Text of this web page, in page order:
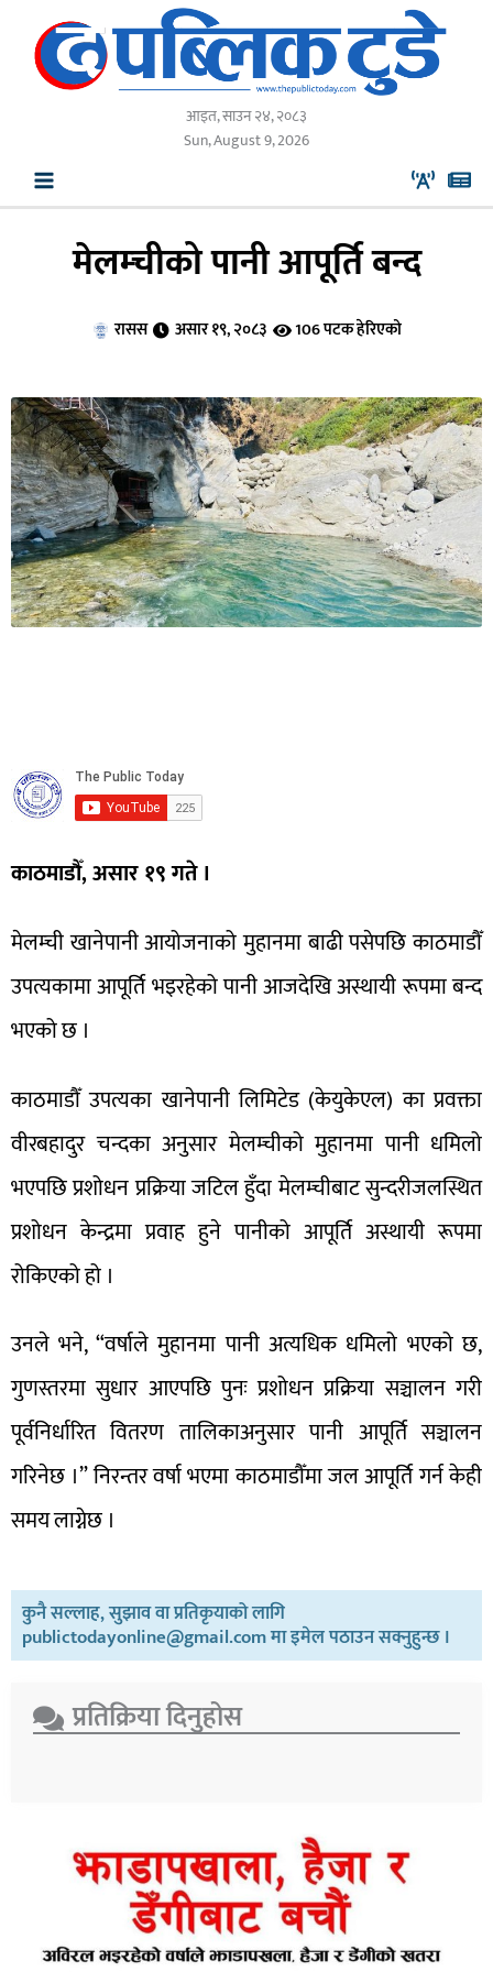
content
आइत, साउन २४, २०८३
Sun, August 9, 2026
मेलम्चीको पानी आपूर्ति बन्द
रासस असार १९, २०८३ 106 पटक हेरिएको
काठमाडौँ, असार १९ गते ।
मेलम्ची खानेपानी आयोजनाको मुहानमा बाढी पसेपछि काठमाडौँ
उपत्यकामा आपूर्ति भइरहेको पानी आजदेखि अस्थायी रूपमा बन्द
भएको छ ।
काठमाडौँ उपत्यका खानेपानी लिमिटेड (केयुकेएल) का प्रवक्ता
वीरबहादुर चन्दका अनुसार मेलम्चीको मुहानमा पानी धमिलो
भएपछि प्रशोधन प्रक्रिया जटिल हुँदा मेलम्चीबाट सुन्दरीजलस्थित
प्रशोधन केन्द्रमा प्रवाह हुने पानीको आपूर्ति अस्थायी रूपमा
रोकिएको हो ।
उनले भने, “वर्षाले मुहानमा पानी अत्यधिक धमिलो भएको छ,
गुणस्तरमा सुधार आएपछि पुनः प्रशोधन प्रक्रिया सञ्चालन गरी
पूर्वनिर्धारित वितरण तालिकाअनुसार पानी आपूर्ति सञ्चालन
गरिनेछ ।” निरन्तर वर्षा भएमा काठमाडौँमा जल आपूर्ति गर्न केही
समय लाग्नेछ ।
कुनै सल्लाह, सुझाव वा प्रतिकृयाको लागि
publictodayonline@gmail.com मा इमेल पठाउन सक्नुहुन्छ ।
प्रतिक्रिया दिनुहोस​